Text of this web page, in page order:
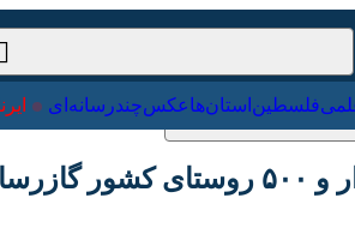
علمی فلسطین استان‌ها عکس